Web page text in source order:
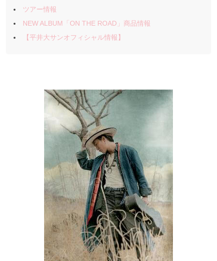
ツアー情報
NEW ALBUM「ON THE ROAD」商品情報
【平井大サンオフィシャル情報】